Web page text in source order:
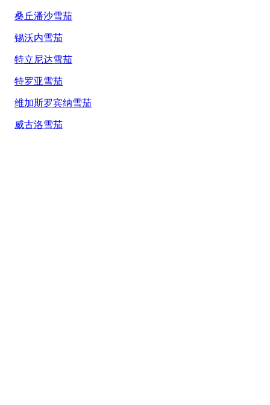
桑丘潘沙雪茄
锡沃内雪茄
特立尼达雪茄
特罗亚雪茄
维加斯罗宾纳雪茄
威古洛雪茄